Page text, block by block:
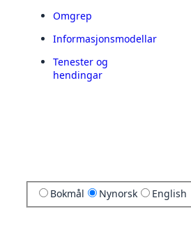
Omgrep
Informasjonsmodellar
Tenester og
hendingar
Bokmål Nynorsk English